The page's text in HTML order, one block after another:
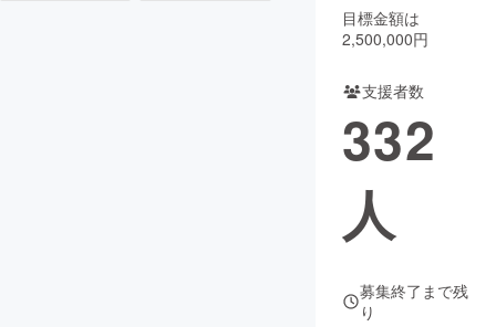
コミュニティ
目標金額は
2,500,000円
支援者数
332
人
募集終了まで残
り